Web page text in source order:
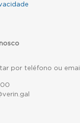
por teléfono ou email